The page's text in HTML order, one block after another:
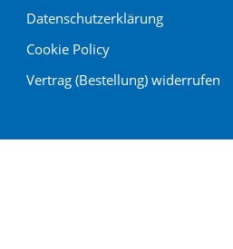
Datenschutzerklärung
Cookie Policy
Vertrag (Bestellung) widerrufen